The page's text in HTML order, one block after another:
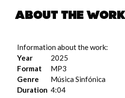
About the work
Information about the work:
Year
2025
Format
MP3
Genre
Música Sinfónica
Duration 4:04